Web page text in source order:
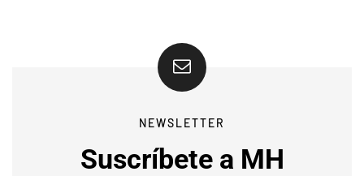
NEWSLETTER
Suscríbete a MH